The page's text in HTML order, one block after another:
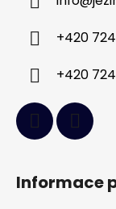
+420
+420
Informace